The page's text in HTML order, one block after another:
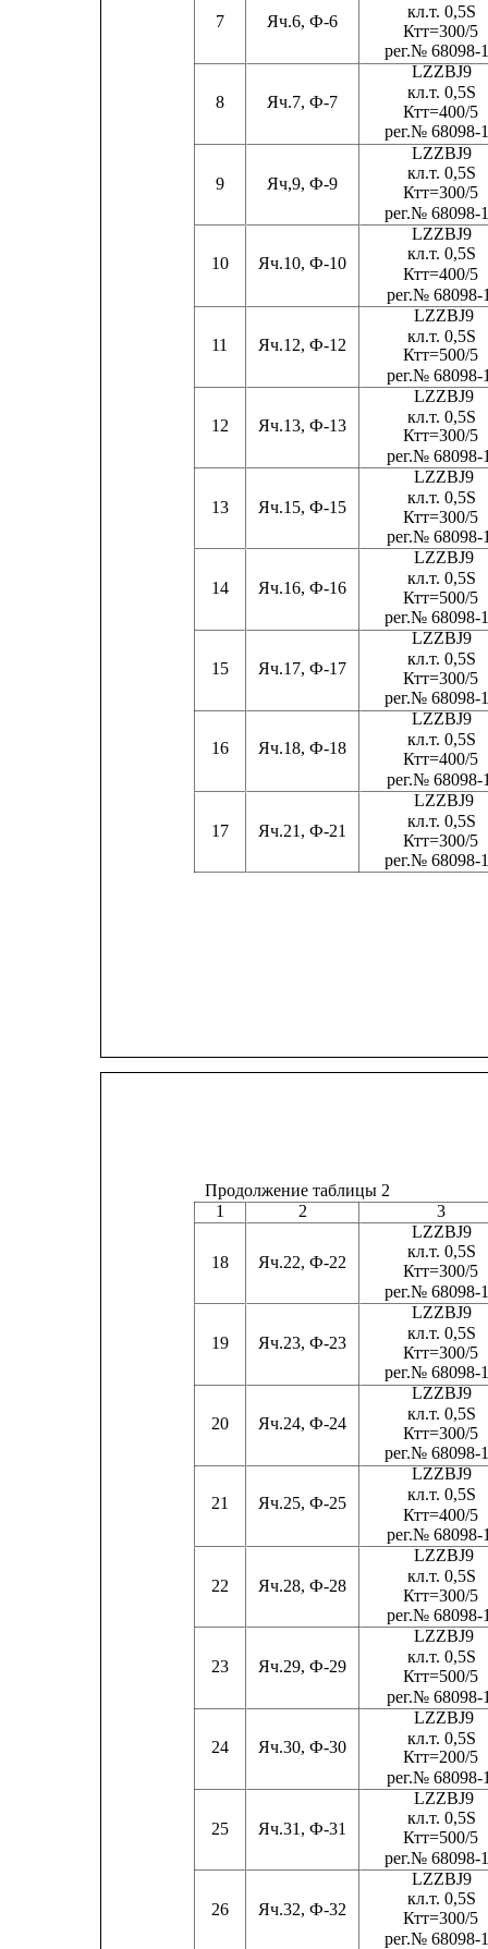
кл.т. 0,5S
7 Яч.6, Ф-6
Ктт=300/5
рег.№ 68098-
LZZBJ9
кл.т. 0,5S
8 Яч.7, Ф-7
Ктт=400/5
рег.№ 68098-
LZZBJ9
кл.т. 0,5S
9 Яч,9, Ф-9
Ктт=300/5
рег.№ 68098-
LZZBJ9
10
Яч.10, Ф-10
кл.т. 0,5S
Ктт=400/5
рег.№ 68098-
LZZBJ9
11
Яч.12, Ф-12
кл.т. 0,5S
Ктт=500/5
рег.№ 68098-
LZZBJ9
12
Яч.13, Ф-13
кл.т. 0,5S
Ктт=300/5
рег.№ 68098-
LZZBJ9
13
Яч.15, Ф-15
кл.т. 0,5S
Ктт=300/5
рег.№ 68098-
LZZBJ9
кл.т. 0,5S
14 Яч.16, Ф-16
Ктт=500/5
рег.№ 68098-
LZZBJ9
кл.т. 0,5S
15 Яч.17, Ф-17
Ктт=300/5
рег.№ 68098-
LZZBJ9
16
Яч.18, Ф-18
кл.т. 0,5S
Ктт=400/5
рег.№ 68098-
LZZBJ9
17
Яч.21, Ф-21
кл.т. 0,5S
Ктт=300/5
рег.№ 68098-
Продолжение таблицы 2
1
2
3
LZZBJ9
кл.т. 0,5S
18 Яч.22, Ф-22
Ктт=300/5
рег.№ 68098-
LZZBJ9
кл.т. 0,5S
19 Яч.23, Ф-23
Ктт=300/5
рег.№ 68098-
LZZBJ9
кл.т. 0,5S
20 Яч.24, Ф-24
Ктт=300/5
рег.№ 68098-
LZZBJ9
21
Яч.25, Ф-25
кл.т. 0,5S
Ктт=400/5
рег.№ 68098-
LZZBJ9
22
Яч.28, Ф-28
кл.т. 0,5S
Ктт=300/5
рег.№ 68098-
LZZBJ9
23
Яч.29, Ф-29
кл.т. 0,5S
Ктт=500/5
рег.№ 68098-
LZZBJ9
24
Яч.30, Ф-30
кл.т. 0,5S
Ктт=200/5
рег.№ 68098-
LZZBJ9
кл.т. 0,5S
25 Яч.31, Ф-31
Ктт=500/5
рег.№ 68098-
LZZBJ9
кл.т. 0,5S
26 Яч.32, Ф-32
Ктт=300/5
рег.№ 68098-